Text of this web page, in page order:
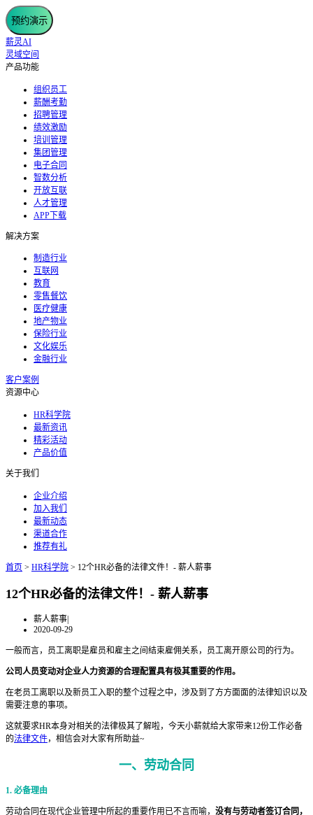
预约演示
薪灵AI
灵域空间
产品功能
组织员工
薪酬考勤
招聘管理
绩效激励
培训管理
集团管理
电子合同
智数分析
开放互联
人才管理
APP下载
解决方案
制造行业
互联网
教育
零售餐饮
医疗健康
地产物业
保险行业
文化娱乐
金融行业
客户案例
资源中心
HR科学院
最新资讯
精彩活动
产品价值
关于我们
企业介绍
加入我们
最新动态
渠道合作
推荐有礼
首页 > HR科学院 > 12个HR必备的法律文件！- 薪人薪事
12个HR必备的法律文件！- 薪人薪事
薪人薪事|
2020-09-29
一般而言，员工离职是雇员和雇主之间结束雇佣关系，员工离开原公司的行为。
公司人员变动对企业人力资源的合理配置具有极其重要的作用。
在老员工离职以及新员工入职的整个过程之中，涉及到了方方面面的法律知识以及
需要注意的事项。
这就要求HR本身对相关的法律极其了解啦，今天小薪就给大家带来12份工作必备
的法律文件，相信会对大家有所助益~
一、 劳动合同
1. 必备理由
劳动合同在现代企业管理中所起的重要作用已不言而喻， 没有与劳动者签订合同，